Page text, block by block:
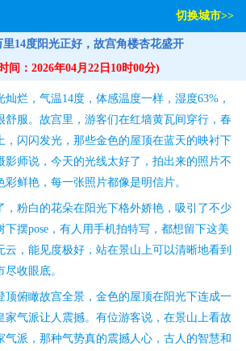
切换城市>>
14度阳光正好，故宫角楼杏花盛开
间：2026年04月22日10时00分)
烂，气温14度，体感温度一样，湿度63%，
舒服。故宫里，游客们在红墙黄瓦间穿行，春
，闪闪发光，那些金色的屋顶在蓝天的映衬下
影师说，今天的光线太好了，拍出来的照片不
鲜艳，每一张照片都像是明信片。
，粉白的花朵在阳光下格外娇艳，吸引了不少
摆pose，有人用手机拍特写，都想留下这美
云，能见度极好，站在景山上可以清晰地看到
收眼底。
顶俯瞰故宫全景，金色的屋顶在阳光下连成一
家气派让人震撼。有位游客说，在景山上看故
气派，那种气势真的震撼人心，古人的智慧和